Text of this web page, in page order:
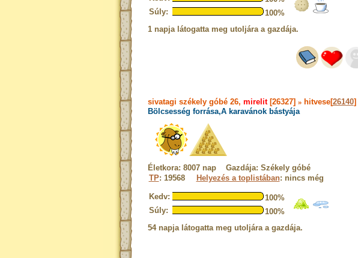
Súly:
100%
1 napja látogatta meg utoljára a gazdája.
sivatagi székely góbé 26, mirelit[26327] » hitvese[26140]
Bölcsesség forrása,A karavánok bástyája
Életkora: 8007 nap Gazdája: Székely góbé
TP: 19568 Helyezés a toplistában: nincs még
Kedv:
100%
Súly:
100%
54 napja látogatta meg utoljára a gazdája.